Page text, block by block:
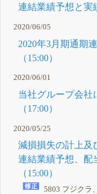
連結業績予想と実
2020/06/05
2020年3月期通期
（15:00）
2020/06/01
当社グループ会社
（17:00）
2020/05/25
減損損失の計上及
連結業績予想、配
（15:00）
5803 フジクラ